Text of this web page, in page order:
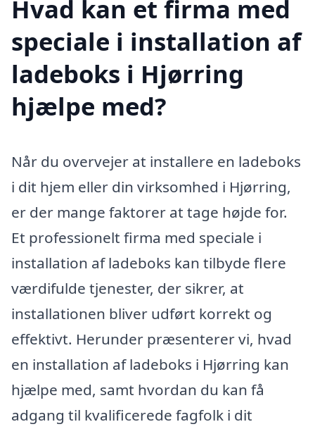
Hvad kan et firma med
speciale i installation af
ladeboks i Hjørring
hjælpe med?
Når du overvejer at installere en ladeboks
i dit hjem eller din virksomhed i Hjørring,
er der mange faktorer at tage højde for.
Et professionelt firma med speciale i
installation af ladeboks kan tilbyde flere
værdifulde tjenester, der sikrer, at
installationen bliver udført korrekt og
effektivt. Herunder præsenterer vi, hvad
en installation af ladeboks i Hjørring kan
hjælpe med, samt hvordan du kan få
adgang til kvalificerede fagfolk i dit